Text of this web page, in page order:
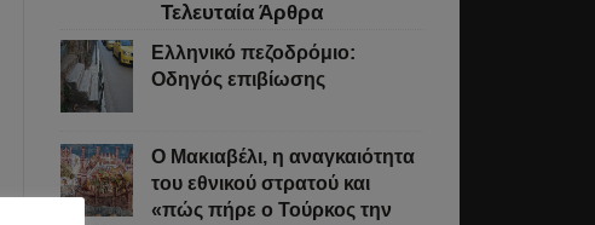
Τελευταία Άρθρα
Ελληνικό πεζοδρόμιο:
Οδηγός επιβίωσης
Ο Μακιαβέλι, η αναγκαιότητα
του εθνικού στρατού και
«πώς πήρε ο Τούρκος την